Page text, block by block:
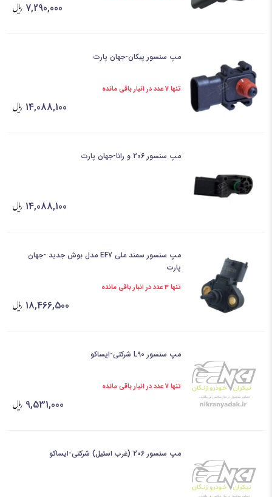
7,290,000
مپ سنسور پیکان-جهان پارت
تنها 7 عدد در انبار باقی مانده
14,088,100
مپ سنسور 206 و رانا-جهان پارت
14,088,100
مپ سنسور سمند ملی EF7 مدل بوش جدید -جهان
پارت
تنها 3 عدد در انبار باقی مانده
18,466,500
مپ سنسور L90 شرکتی-ایساکو
تنها 7 عدد در انبار باقی مانده
9,531,000
مپ سنسور 206 (غرب استیل) شرکتی-ایساکو